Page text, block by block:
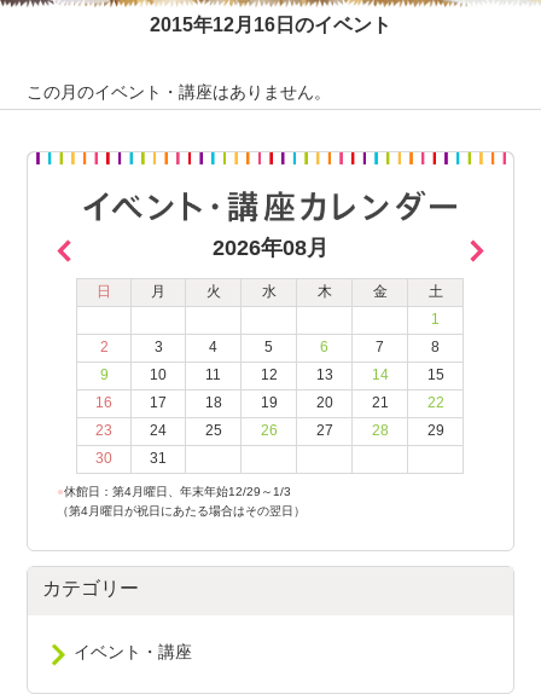
2015年12月16日のイベント
この月のイベント・講座はありません。
2026年08月
日 月 火 水 木 金
土
1
2
3 4 5 6 7
8
9
10 11 12 13 14
15
16
17 18 19 20 21
22
23
24 25 26 27 28
29
30
31
●休館日：第4月曜日、年末年始12/29～1/3
（第4月曜日が祝日にあたる場合はその翌日）
カテゴリー
イベント・講座